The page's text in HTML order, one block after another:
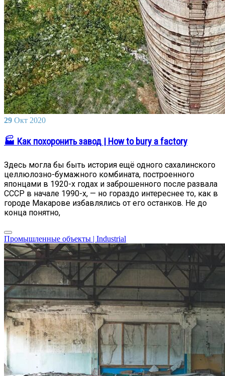
29 Окт 2020
🏭 Как похоронить завод | How to bury a factory
Здесь могла бы быть история ещё одного сахалинского
целлюлозно-бумажного комбината, построенного
японцами в 1920-х годах и заброшенного после развала
СССР в начале 1990-х, — но гораздо интереснее то, как в
городе Макарове избавлялись от его останков. Не до
конца понятно,
Промышленные объекты | Industrial